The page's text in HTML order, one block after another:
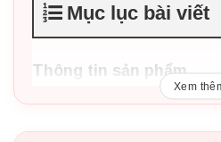
Mục lục bài viết
Thông tin sản phẩm
Thương hiệu: Pakey
Màu sắc: Xanh dương/
Xem